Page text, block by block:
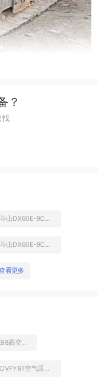
？
找
看更多
东迈重工98高空作业机械